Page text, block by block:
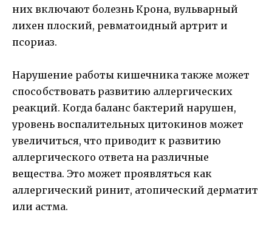
них включают болезнь Крона, вульварный
лихен плоский, ревматоидный артрит и
псориаз.
Нарушение работы кишечника также может
способствовать развитию аллергических
реакций. Когда баланс бактерий нарушен,
уровень воспалительных цитокинов может
увеличиться, что приводит к развитию
аллергического ответа на различные
вещества. Это может проявляться как
аллергический ринит, атопический дерматит
или астма.